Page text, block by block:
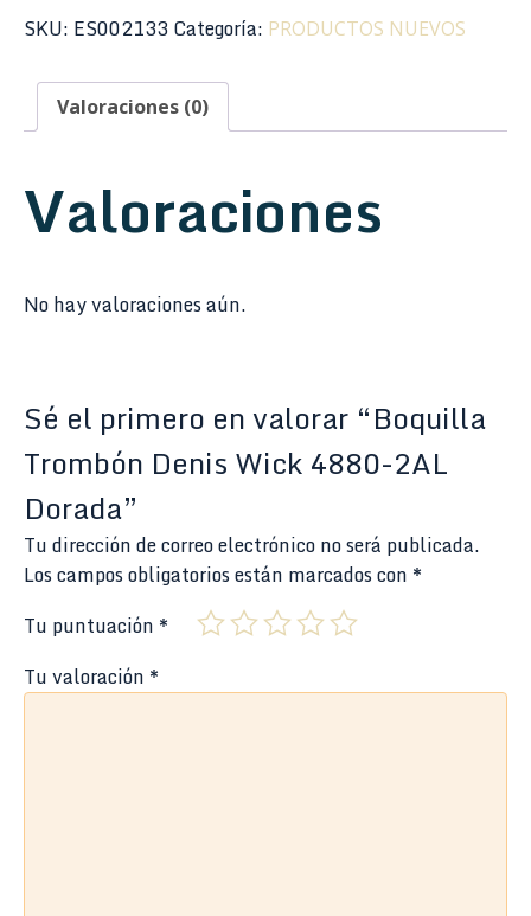
SKU: ES002133Categoría: PRODUCTOS NUEVOS
Valoraciones (0)
Valoraciones
No hay valoraciones aún.
Sé el primero en valorar “Boquilla
Trombón Denis Wick 4880-2AL
Dorada”
Tu dirección de correo electrónico no será publicada.
Los campos obligatorios están marcados con *
Tu puntuación *
Tu valoración *